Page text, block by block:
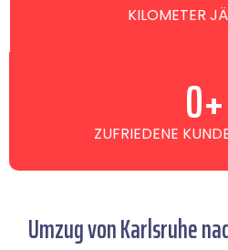
KILOMETER
ZUFRIEDENE 0+
Umzug von Karlsruhe